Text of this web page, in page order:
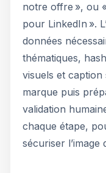
notre offre », ou
pour LinkedIn ».
données
thématiques,
visuels et caption
marque puis
validation
chaque étape,
sécuriser